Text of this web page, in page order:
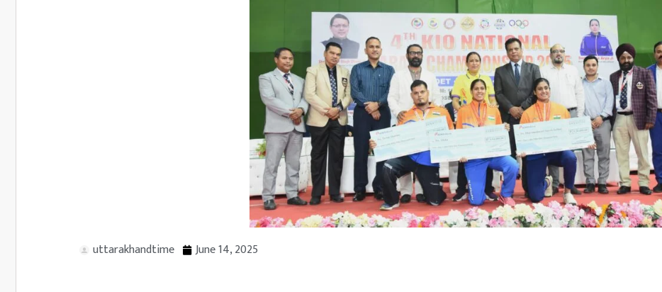
uttarakhandtime June 14, 2025